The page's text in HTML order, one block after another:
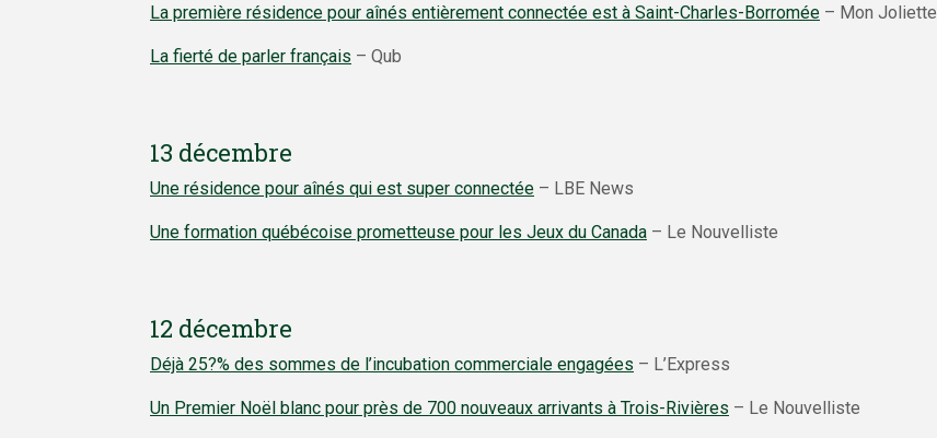
La première résidence pour aînés entièrement connectée est à Saint-Charles-Borromée – Mon Joliette
La fierté de parler français – Qub
13 décembre
Une résidence pour aînés qui est super connectée – LBE News
Une formation québécoise prometteuse pour les Jeux du Canada – Le Nouvelliste
12 décembre
Déjà 25?% des sommes de l’incubation commerciale engagées – L’Express
Un Premier Noël blanc pour près de 700 nouveaux arrivants à Trois-Rivières – Le Nouvelliste